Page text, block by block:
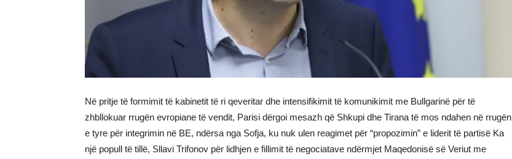
Në pritje të formimit të kabinetit të ri qeveritar dhe intensifikimit të komunikimit me Bullgarinë për të
zhbllokuar rrugën evropiane të vendit, Parisi dërgoi mesazh që Shkupi dhe Tirana të mos ndahen në rrugën
e tyre për integrimin në BE, ndërsa nga Sofja, ku nuk ulen reagimet për “propozimin” e liderit të partisë Ka
një popull të tillë, Sllavi Trifonov për lidhjen e fillimit të negociatave ndërmjet Maqedonisë së Veriut me